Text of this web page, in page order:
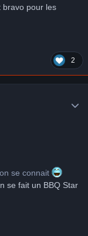
bravo pour les
2
se connait
se fait un BBQ Star